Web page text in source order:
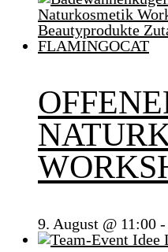
9. August @ 11:00 -